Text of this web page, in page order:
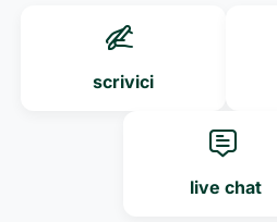
scrivici
live chat